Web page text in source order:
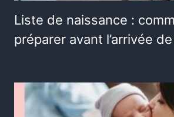
Liste de naissance :
préparer avant l’arrivée